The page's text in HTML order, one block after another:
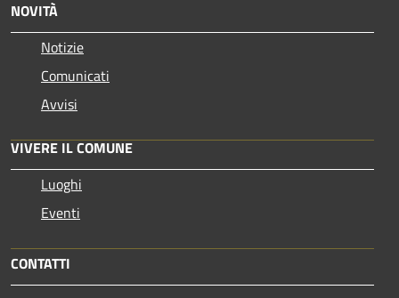
NOVITÀ
Notizie
Comunicati
Avvisi
VIVERE IL COMUNE
Luoghi
Eventi
CONTATTI